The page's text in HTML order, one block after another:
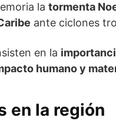
la tormenta
ante ciclones
en la
humano y
en la región